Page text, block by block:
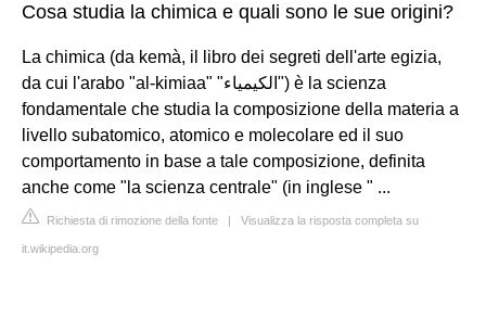
Cosa studia la chimica e quali sono le sue origini?
La chimica (da kemà, il libro dei segreti dell'arte egizia,
da cui l'arabo "al-kimiaa" "الكيمياء") è la scienza
fondamentale che studia la composizione della materia a
livello subatomico, atomico e molecolare ed il suo
comportamento in base a tale composizione, definita
anche come "la scienza centrale" (in inglese " ...
Richiesta di rimozione della fonte | Visualizza la risposta completa su
it.wikipedia.org